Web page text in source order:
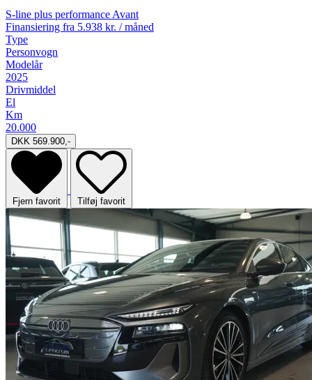
S-line plus performance Avant
Finansiering fra 5.938 kr. / måned
Type
Personvogn
Modelår
2025
Drivmiddel
El
Km
20.000
DKK 569.900,-
Fjern favorit Tilføj favorit